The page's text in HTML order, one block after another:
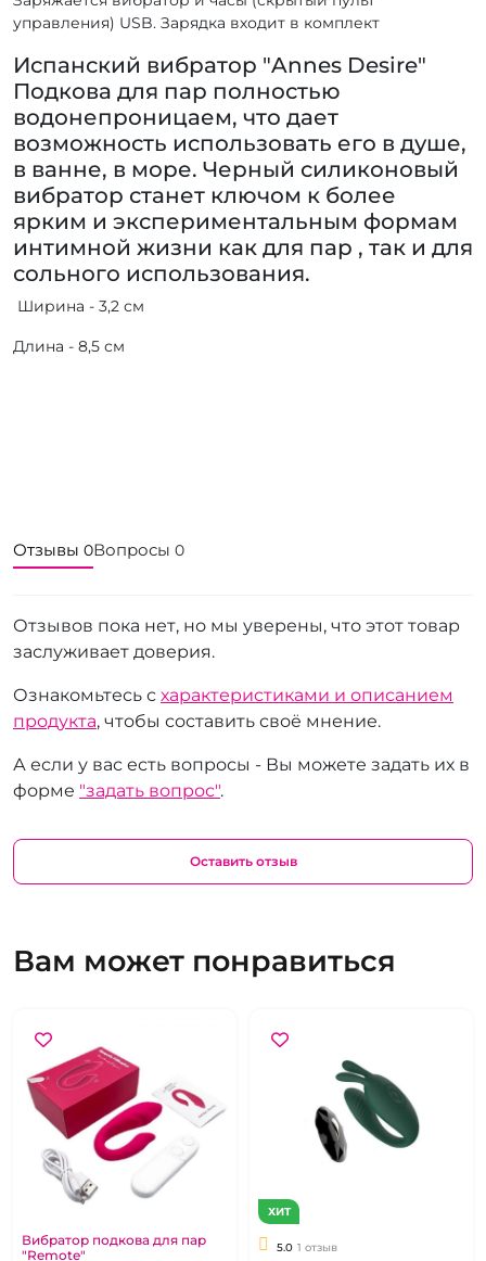
управления) USB. Зарядка входит в комплект
Испанский вибратор "Annes Desire"
Подкова для пар полностью
водонепроницаем, что дает
возможность использовать его в душе,
в ванне, в море. Черный силиконовый
вибратор станет ключом к более
ярким и экспериментальным формам
интимной жизни как для пар , так и для
сольного использования.
Ширина - 3,2 см
Длина - 8,5 см
Отзывы 0Вопросы 0
Отзывов пока нет, но мы уверены, что этот товар
заслуживает доверия.
Ознакомьтесь с характеристиками и описанием
продукта, чтобы составить своё мнение.
А если у вас есть вопросы - Вы можете задать их в
форме "задать вопрос".
Оставить отзыв
Вам может понравиться
Вибратор подкова для пар
"Remote"
ХИТ
5.0 1 отзыв